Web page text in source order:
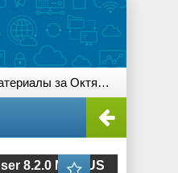
за Октябрь 2014 года
8.2.0 ML\RUS